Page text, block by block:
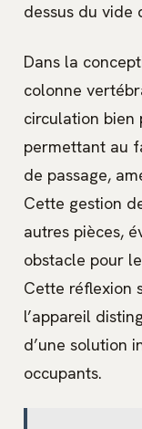
dessus du vide
Dans la
colonne
circulation bien
permettant au
de passage,
Cette gestion
autres pièces,
obstacle pour
Cette réflexion
l’appareil
d’une solution
occupants.